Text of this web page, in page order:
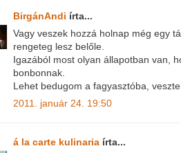
BirgánAndi írta...
Vagy veszek hozzá holnap még egy
rengeteg lesz belőle.
Igazából most olyan állapotban van,
bonbonnak.
Lehet bedugom a fagyasztóba,
2011. január 24. 19:50
á la carte kulinaria írta...